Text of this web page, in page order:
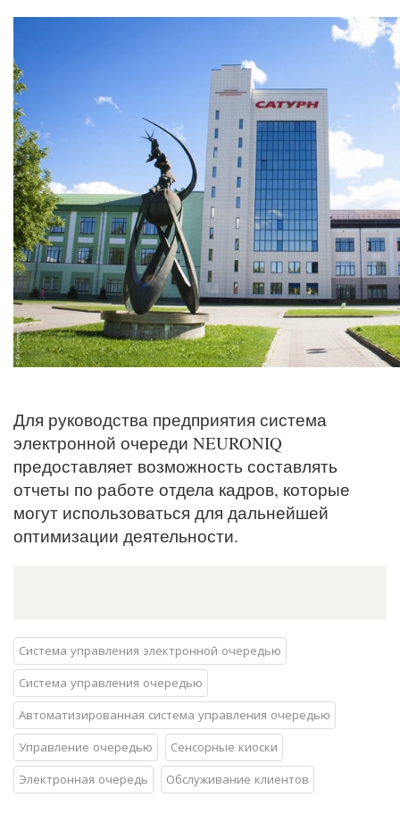
Для руководства предприятия система
электронной очереди NEURONIQ
предоставляет возможность составлять
отчеты по работе отдела кадров, которые
могут использоваться для дальнейшей
оптимизации деятельности.
Система управления электронной очередью
Система управления очередью
Автоматизированная система управления очередью
Управление очередью
Сенсорные киоски
Электронная очередь
Обслуживание клиентов